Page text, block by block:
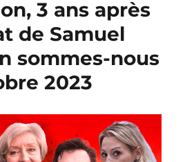
3 ans après
de Samuel
sommes-nous
2023